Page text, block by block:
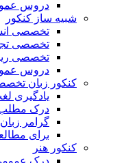
دروس
شبیه ساز کنکور
تخصصی
تخصصی
تخصصی
دروس
کنکور زبان
یادگیری
درک
گرامر
برای
کنکور هنر